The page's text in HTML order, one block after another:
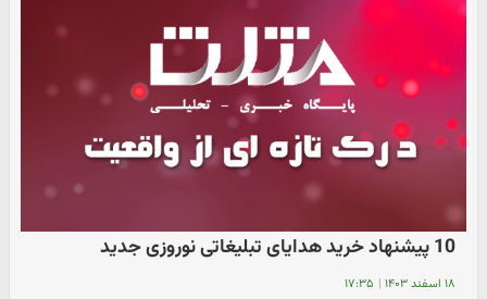
10 پیشنهاد خرید هدایای تبلیغاتی نوروزی جدید
۱۸ اسفند ۱۴۰۳ | ۱۷:۳۵